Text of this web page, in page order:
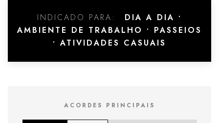
INDICADO PARA:
DIA A DIA •
AMBIENTE DE TRABALHO • PASSEIOS
• ATIVIDADES CASUAIS
ACORDES PRINCIPAIS